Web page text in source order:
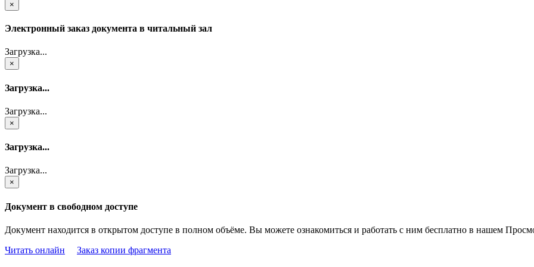
×
Электронный заказ документа в читальный зал
Загрузка...
×
Загрузка...
Загрузка...
×
Загрузка...
Загрузка...
×
Документ в свободном доступе
Документ находится в открытом доступе в полном объёме. Вы можете ознакомиться и работать с ним бесплатно в нашем
Читать онлайн
Заказ копии фрагмента